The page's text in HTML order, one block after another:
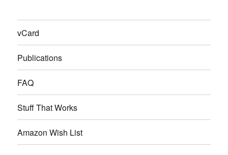
vCard
Publications
FAQ
Stuff That Works
Amazon Wish List